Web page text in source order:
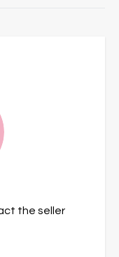
the seller